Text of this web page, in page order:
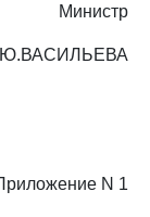
Министр
N 1